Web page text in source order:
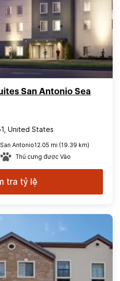
San Antonio Sea
United States
Antonio12.05 mi (19.39 km)
Thú cưng được Vào
tra tỷ lệ